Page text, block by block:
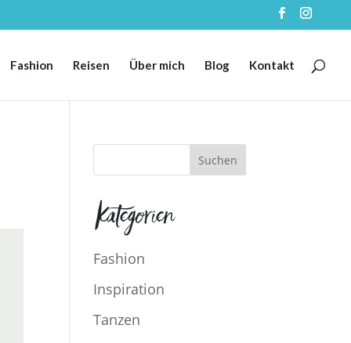
Fashion Reisen Über mich Blog Kontakt
Kategorien
Fashion
Inspiration
Tanzen